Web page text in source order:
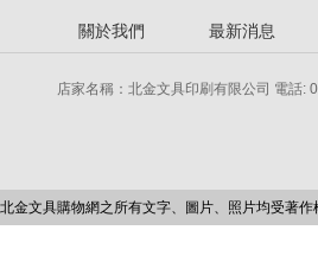
關於我們 最新消息
店家名稱：北金文具印刷有限公司 電話
北金文具購物網之所有文字、圖片、照片均受著